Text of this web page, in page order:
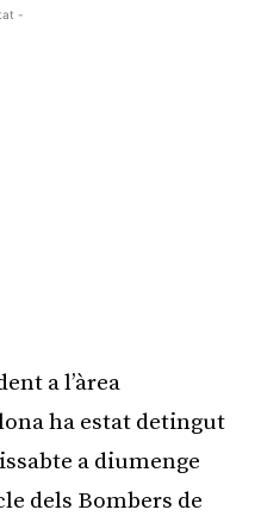
-
a l’àrea
ha estat detingut
a diumenge
dels Bombers de